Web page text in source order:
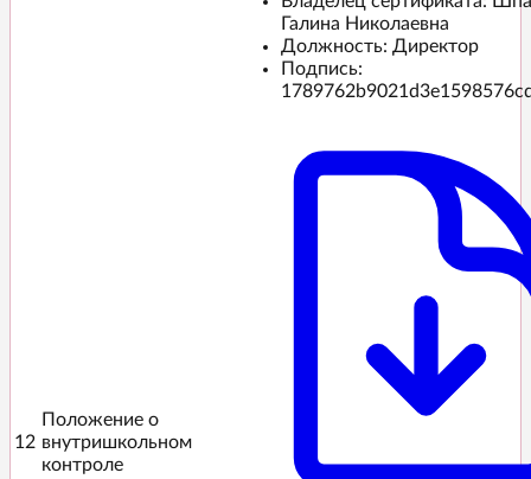
Галина Николаевна
Должность: Директор
Подпись:
12
Положение о
внутришкольном
контроле